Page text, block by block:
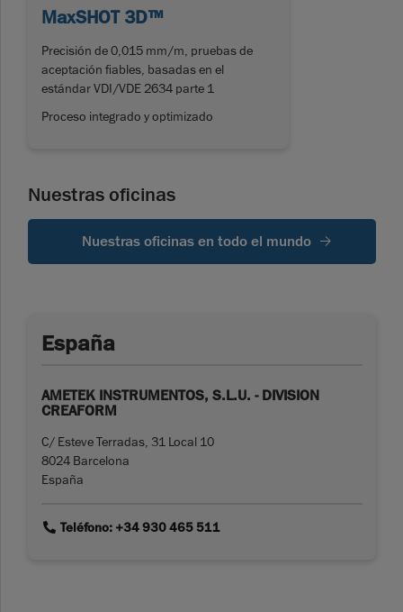
MaxSHOT 3D™
Precisión de 0,015 mm/m, pruebas de
aceptación fiables, basadas en el
estándar VDI/VDE 2634 parte 1
Proceso integrado y optimizado
Nuestras oficinas
Nuestras oficinas en todo el mundo
España
AMETEK INSTRUMENTOS, S.L.U. - DIVISION
CREAFORM
C/ Esteve Terradas, 31 Local 10
8024 Barcelona
España
linkTeléfono: +34 930 465 511